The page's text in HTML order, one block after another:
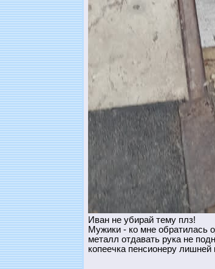
Иван не убирай тему плз!
Мужики - ко мне обратилась
металл отдавать рука не
копеечка пенсионеру